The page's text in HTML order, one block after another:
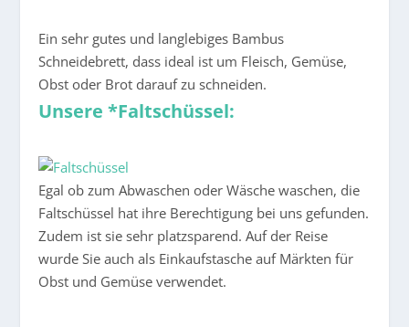
Ein sehr gutes und langlebiges Bambus
Schneidebrett, dass ideal ist um Fleisch, Gemüse,
Obst oder Brot darauf zu schneiden.
Unsere *Faltschüssel:
Egal ob zum Abwaschen oder Wäsche waschen, die
Faltschüssel hat ihre Berechtigung bei uns gefunden.
Zudem ist sie sehr platzsparend. Auf der Reise
wurde Sie auch als Einkaufstasche auf Märkten für
Obst und Gemüse verwendet.